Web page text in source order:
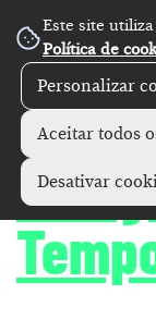
Este site
Política de
Personalizar
Aceitar todos
Desativar
Exposições